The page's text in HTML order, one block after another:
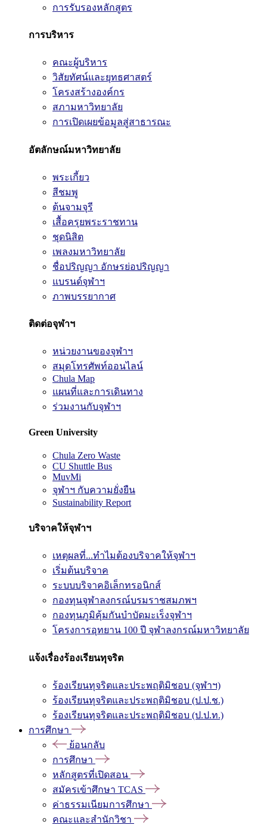
การรับรองหลักสูตร
การบริหาร
คณะผู้บริหาร
วิสัยทัศน์และยุทธศาสตร์
โครงสร้างองค์กร
สภามหาวิทยาลัย
การเปิดเผยข้อมูลสู่สาธารณะ
อัตลักษณ์มหาวิทยาลัย
พระเกี้ยว
สีชมพู
ต้นจามจุรี
เสื้อครุยพระราชทาน
ชุดนิสิต
เพลงมหาวิทยาลัย
ชื่อปริญญา อักษรย่อปริญญา
แบรนด์จุฬาฯ
ภาพบรรยากาศ
ติดต่อจุฬาฯ
หน่วยงานของจุฬาฯ
สมุดโทรศัพท์ออนไลน์
Chula Map
แผนที่และการเดินทาง
ร่วมงานกับจุฬาฯ
Green University
Chula Zero Waste
CU Shuttle Bus
MuvMi
จุฬาฯ กับความยั่งยืน
Sustainability Report
บริจาคให้จุฬาฯ
เหตุผลที่...ทำไมต้องบริจาคให้จุฬาฯ
เริ่มต้นบริจาค
ระบบบริจาคอิเล็กทรอนิกส์
กองทุนจุฬาลงกรณ์บรมราชสมภพฯ
กองทุนภูมิคุ้มกันบำบัดมะเร็งจุฬาฯ
โครงการอุทยาน 100 ปี จุฬาลงกรณ์มหาวิทยาลัย
แจ้งเรื่องร้องเรียนทุจริต
ร้องเรียนทุจริตและประพฤติมิชอบ (จุฬาฯ)
ร้องเรียนทุจริตและประพฤติมิชอบ (ป.ป.ช.)
ร้องเรียนทุจริตและประพฤติมิชอบ (ป.ป.ท.)
การศึกษา
ย้อนกลับ
การศึกษา
หลักสูตรที่เปิดสอน
สมัครเข้าศึกษา TCAS
ค่าธรรมเนียมการศึกษา
คณะและสำนักวิชา